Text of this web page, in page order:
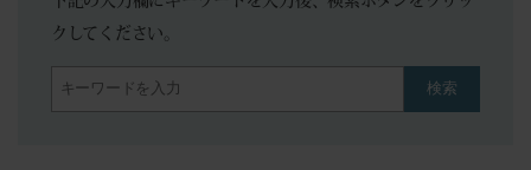
クしてください。
検索